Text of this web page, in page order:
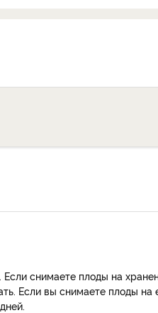
снимаете плоды на
Если вы снимаете плоды на